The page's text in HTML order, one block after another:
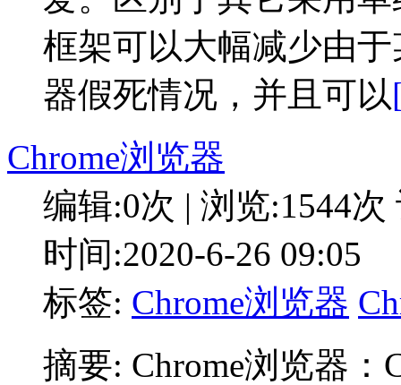
框架可以大幅减少由
器假死情况，并且可以
Chrome浏览器
编辑:0次 | 浏览:1544次
时间:2020-6-26 09:05
标签: Chrome浏览器
摘要: Chrome浏览器：